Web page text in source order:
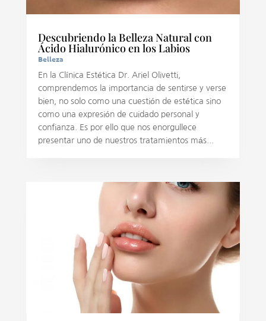
Descubriendo la Belleza Natural con
Ácido Hialurónico en los Labios
Belleza
En la Clínica Estética Dr. Ariel Olivetti,
comprendemos la importancia de sentirse y verse
bien, no solo como una cuestión de estética sino
como una expresión de cuidado personal y
confianza. Es por ello que nos enorgullece
presentar uno de nuestros tratamientos más...